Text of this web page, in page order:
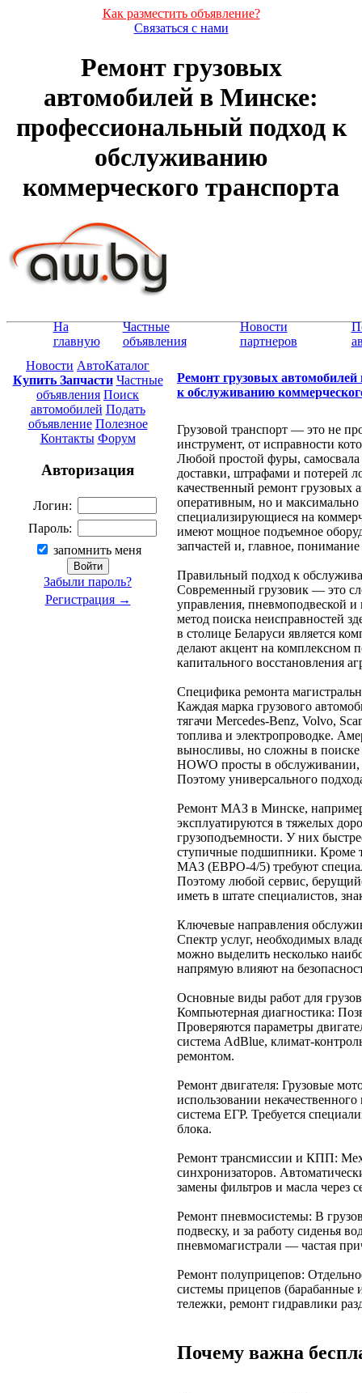
Как разместить объявление?
Связаться с нами
Ремонт грузовых
автомобилей в Минске:
профессиональный подход к
обслуживанию
коммерческого транспорта
На
главную
Частные
объявления
Новости
партнеров
Новости АвтоКаталог
Купить Запчасти Частные
объявления Поиск
автомобилей Подать
объявление Полезное
Контакты Форум
Авторизация
Логин:
Пароль:
запомнить меня
Забыли пароль?
Регистрация →
Ремонт грузовых
к обслуживанию
Грузовой транспорт — это не
инструмент, от исправности
Любой простой фуры, самосвала
доставки, штрафами и потерей
качественный ремонт грузовых
оперативным, но и
специализирующиеся на
имеют мощное подъемное
запчастей и, главное,
Правильный подход к
Современный грузовик — это
управления, пневмоподвеской
метод поиска неисправностей
в столице Беларуси является
делают акцент на комплексном
капитального восстановления
Специфика ремонта
Каждая марка грузового
тягачи Mercedes-Benz, Volvo,
топлива и электропроводке.
выносливы, но сложны в
HOWO просты в обслуживании,
Поэтому универсального
Ремонт МАЗ в Минске,
эксплуатируются в тяжелых
грузоподъемности. У них
ступичные подшипники. Кроме
МАЗ (ЕВРО-4/5) требуют
Поэтому любой сервис,
иметь в штате специалистов,
Ключевые направления
Спектр услуг, необходимых
можно выделить несколько
напрямую влияют на
Основные виды работ для
Компьютерная диагностика:
Проверяются параметры
система AdBlue, климат-
ремонтом.
Ремонт двигателя: Грузовые
использовании
система ЕГР. Требуется
блока.
Ремонт трансмиссии и КПП:
синхронизаторов.
замены фильтров и масла через
Ремонт пневмосистемы: В
подвеску, и за работу сиденья
пневмомагистрали — частая
Ремонт полуприцепов:
системы прицепов (барабанные
тележки, ремонт гидравлики
Почему важна